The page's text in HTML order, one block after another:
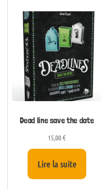
Dead line save the date
15,00€
Lire la suite